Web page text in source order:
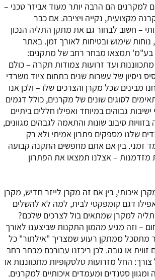
למקרנים הם הרבה יותר מעוד אביזר טכני –
מקצועית, נקייה ויציבה. אם כבר
– חשוב לבחור גם את מתקן התליה הנכון
נוחות שימוש ובטיחות לאורך זמן. באתר
בע"מ' תמצאו מבחר רחב של מתקנים:
ועד זרועות צמודות תקרה – כולם
ניסיון של עשרות שנים בתחום ציוד משרדי
מבינים שכל מקרן והצרכים שלו – ולכן אנו
לסוגים שונים של מקרנים, כולל דגמים
גבוהים במיוחד ואפילו חללים ביתיים
סיבוב שונות והתאמה לגבהים מגוונים,
שלנו מספקים פתרון אמיתי ולא רק
זמני. בין אם אתם מחפשים התקנה קבועה
מזדמנות – אצלנו תמצאו את הפתרון
איכותי, בין אם זה מקרן לייזר חדיש, מקרן
דגם קומפקטי לבית, למה לא להשלים
למקרן שמתאים בול לצרכים שלכם?
– וזה מגיע מהמון התקנות שביצענו לאורך
מתסכל ממתקן רעוע שמצריך "אילתור" כל
או גובה. לכן ריכזנו עבורכם מבחר רחב
החל מזרועות טלסקופיות מתכווננות או
סטנדים ומעמדים איכותיים למקרנים.